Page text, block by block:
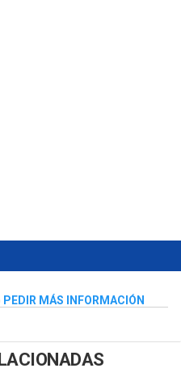
PEDIR MÁS INFORMACIÓN